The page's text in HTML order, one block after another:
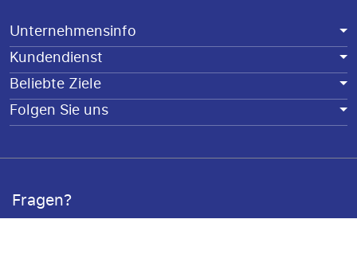
Unternehmensinfo
Kundendienst
Beliebte Ziele
Folgen Sie uns
Fragen?